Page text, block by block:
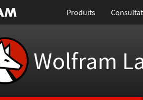
Produits
Wolfram